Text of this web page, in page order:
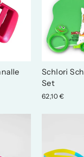
Schlori
Set
62,10 €